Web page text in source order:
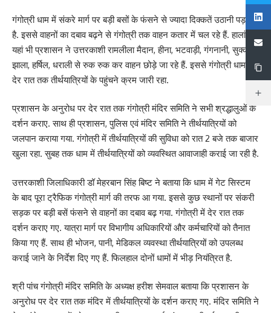
गंगोत्री धाम में संकरे मार्ग पर बड़ी बसों के फंसने से ज्यादा दिक्कतें उठानी पड़ रही
है. इससे वाहनों का दबाव बढ़ने से गंगोत्री तक वाहन कतार में चल रहे हैं. हालांकि
यहां भी प्रशासन ने उत्तरकाशी रामलीला मैदान, हीना, भटवाड़ी, गंगनानी, सुक्की,
झाला, हर्षिल, धराली से रुक रुक कर वाहन छोड़े जा रहे हैं. इससे गंगोत्री धाम में
देर रात तक तीर्थयात्रियों के पहुंचने क्रम जारी रहा.
प्रशासन के अनुरोध पर देर रात तक गंगोत्री मंदिर समिति ने सभी श्रद्धालुओं के
दर्शन कराए. साथ ही प्रशासन, पुलिस एवं मंदिर समिति ने तीर्थयात्रियों को
जलपान कराया गया. गंगोत्री में तीर्थयात्रियों की सुविधा को रात 2 बजे तक बाजार
खुला रहा. सुबह तक धाम में तीर्थयात्रियों को व्यवस्थित आवाजाही कराई जा रही है.
उत्तरकाशी जिलाधिकारी डॉ मेहरबान सिंह बिष्ट ने बताया कि धाम में गेट सिस्टम
के बाद पूरा ट्रैफिक गंगोत्री मार्ग की तरफ आ गया. इससे कुछ स्थानों पर संकरी
सड़क पर बड़ी बसें फंसने से वाहनों का दबाव बढ़ गया. गंगोत्री में देर रात तक
दर्शन कराए गए. यात्रा मार्ग पर विभागीय अधिकारियों और कर्मचारियों को तैनात
किया गए हैं. साथ ही भोजन, पानी, मेडिकल व्यवस्था तीर्थयात्रियों को उपलब्ध
कराई जाने के निर्देश दिए गए हैं. फिलहाल दोनों धामों में भीड़ नियंत्रित है.
श्री पांच गंगोत्री मंदिर समिति के अध्यक्ष हरीश सेमवाल बताया कि प्रशासन के
अनुरोध पर देर रात तक मंदिर में तीर्थयात्रियों के दर्शन कराए गए. मंदिर समिति ने